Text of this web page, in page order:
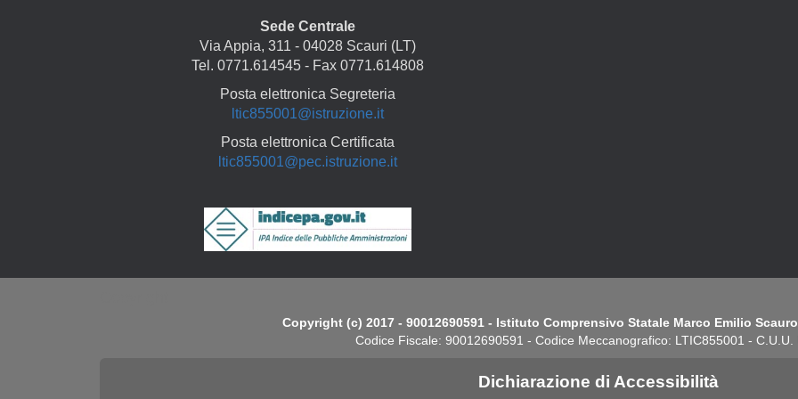
Sede Centrale
Via Appia, 311 - 04028 Scauri (LT)
Tel. 0771.614545 - Fax 0771.614808
Posta elettronica Segreteria
ltic855001@istruzione.it
Posta elettronica Certificata
ltic855001@pec.istruzione.it
Copyright (c) 2017 - 90012690591 - Istituto Comprensivo Statale Marco Emilio
Codice Fiscale: 90012690591 - Codice Meccanografico: LTIC855001 - C.U.U.
Dichiarazione di Accessibilità